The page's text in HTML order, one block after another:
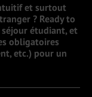
et surtout
? Ready to
étudiant, et
obligatoires
etc.) pour un